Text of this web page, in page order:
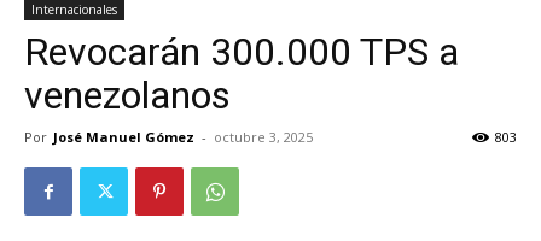
Internacionales
Revocarán 300.000 TPS a
venezolanos
Por José Manuel Gómez - octubre 3, 2025 803